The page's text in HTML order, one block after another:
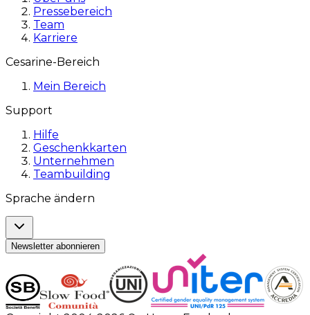
Pressebereich
Team
Karriere
Cesarine-Bereich
Mein Bereich
Support
Hilfe
Geschenkkarten
Unternehmen
Teambuilding
Sprache ändern
Newsletter abonnieren